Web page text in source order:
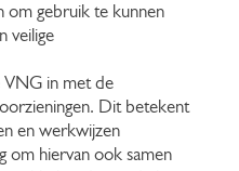
om gebruik te kunnen
veilige
VNG in met de
Dit betekent
en werkwijzen
om hiervan ook samen